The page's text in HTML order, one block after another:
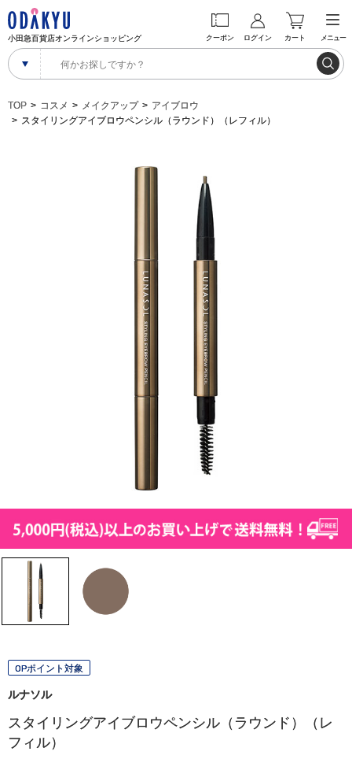
小田急百貨店オンラインショッピング クーポン ログイン カート メニュー
TOP コスメ メイクアップ
アイブロウ
スタイリングアイブロウペンシル（ラウンド）（レフィル）
OPポイント対象
ルナソル
スタイリングアイブロウペンシル（ラウンド）（レ
フィル）